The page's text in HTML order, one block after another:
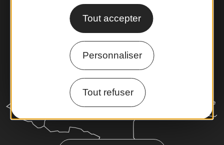
Tout accepter
Personnaliser
Tout refuser